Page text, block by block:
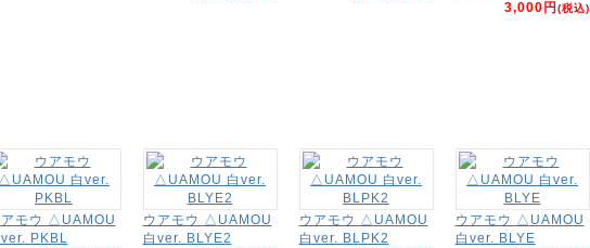
3,000円(税込)
モウ △UAMOU
PKBL
ウアモウ △UAMOU
白ver. BLYE2
ウアモウ △UAMOU
白ver. BLPK2
ウアモウ △UAMOU
白ver. BLYE